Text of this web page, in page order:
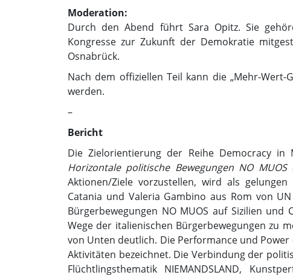
Moderation:
Durch den Abend führt Sara Opitz. Sie
Kongresse zur Zukunft der Demokratie
Osnabrück.
Nach dem offiziellen Teil kann die „Mehr-Wert-
werden.
–
Bericht
Die Zielorientierung der Reihe Democracy
Horizontale politische Bewegungen NO MUOS
Aktionen/Ziele vorzustellen, wird als
Catania und Valeria Gambino aus Rom von
Bürgerbewegungen NO MUOS auf Sizilien
Wege der italienischen Bürgerbewegungen zu
von Unten deutlich. Die Performance und
Aktivitäten bezeichnet. Die Verbindung der
Flüchtlingsthematik NIEMANDSLAND,